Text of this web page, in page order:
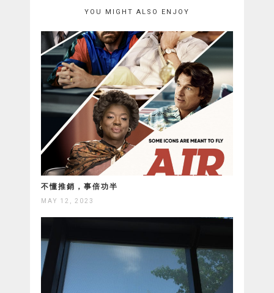
YOU MIGHT ALSO ENJOY
不懂推銷，事倍功半
MAY 12, 2023